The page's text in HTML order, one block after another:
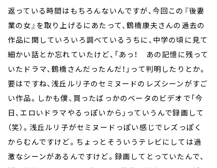
返っている時間はもちろんないんですが、今回この『後妻
業の女』を取り上げるにあたって、鶴橋康夫さんの過去の
作品に関していろいろ調べているうちに、中学の頃に見て
細かい話とか忘れていたけど、「あっ！ あの記憶に残って
いたドラマ、鶴橋さんだったんだ！」って判明したりとか。
要はですね、浅丘ルリ子のセミヌードのレズシーンがすご
い作品。しかも僕、買ったばっかのベータのビデオで「今
日、エロいドラマやるっぽいから」っていうんで録画して
（笑）。浅丘ルリ子がセミヌードっぽい感じでレズっぽく
からむんですけど。ちょっとそういうテレビにしては過
激なシーンがあるんですけど。録画してとっていたんで、